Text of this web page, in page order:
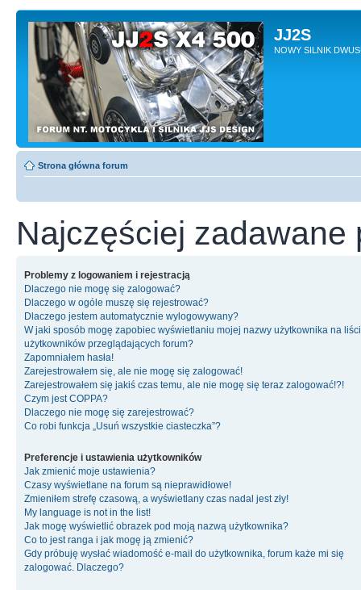
JJ2S
NOWY SILNIK
Strona główna forum
Najczęściej zadawane
Problemy z logowaniem i rejestracją
Dlaczego nie mogę się zalogować?
Dlaczego w ogóle muszę się rejestrować?
Dlaczego jestem automatycznie wylogowywany?
W jaki sposób mogę zapobiec wyświetlaniu mojej nazwy użytkownika na
użytkowników przeglądających forum?
Zapomniałem hasła!
Zarejestrowałem się, ale nie mogę się zalogować!
Zarejestrowałem się jakiś czas temu, ale nie mogę się teraz zalogować!?!
Czym jest COPPA?
Dlaczego nie mogę się zarejestrować?
Co robi funkcja „Usuń wszystkie ciasteczka”?
Preferencje i ustawienia użytkowników
Jak zmienić moje ustawienia?
Czasy wyświetlane na forum są nieprawidłowe!
Zmieniłem strefę czasową, a wyświetlany czas nadal jest zły!
My language is not in the list!
Jak mogę wyświetlić obrazek pod moją nazwą użytkownika?
Co to jest ranga i jak mogę ją zmienić?
Gdy próbuję wysłać wiadomość e-mail do użytkownika, forum każe mi się
zalogować. Dlaczego?